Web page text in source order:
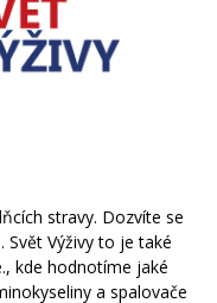
stravy. Dozvíte se
Výživy to je také
kde hodnotíme jaké
a spalovače